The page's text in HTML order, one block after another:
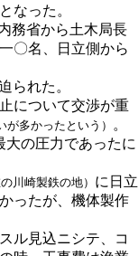
なった。
務省から土木局長
〇名、日立側から
られた。
について交渉が重
が多かったという）
。
大の圧力であったに
の川崎製鉄の地） に日立
ったが、機体製作
ル見込ニシテ、コ